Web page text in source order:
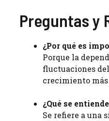
Preguntas y
¿Por qué es
Porque la
fluctuaciones
crecimiento
¿Qué se
Se refiere a una